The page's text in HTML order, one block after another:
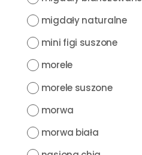
migdały naturalne
mini figi suszone
morele
morele suszone
morwa
morwa biała